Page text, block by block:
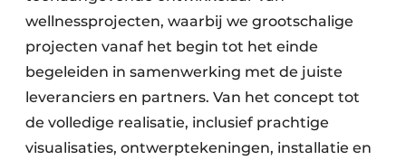
wellnessprojecten, waarbij we grootschalige
projecten vanaf het begin tot het einde
begeleiden in samenwerking met de juiste
leveranciers en partners. Van het concept tot
de volledige realisatie, inclusief prachtige
visualisaties, ontwerptekeningen, installatie en